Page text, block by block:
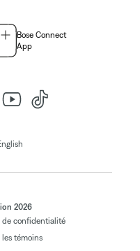
Bose Connect
App
2026
de confidentialité
témoins